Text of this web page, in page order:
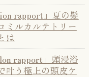
rapport」夏の髪
ミルカルテトリー
は
rapport」頭浸浴
叶う極上の頭皮ケ